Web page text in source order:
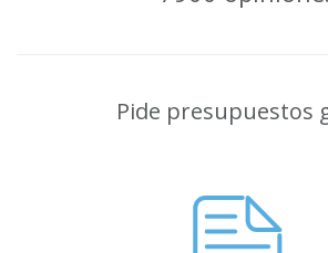
Pide presupuestos